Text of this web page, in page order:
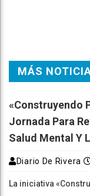
MÁS
«Construyendo
Jornada Para
Salud Mental Y
Diario De Rivera
La iniciativa